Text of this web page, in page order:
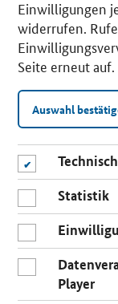
Einwilligungen
widerrufen.
Seite erneut auf.
Auswahl
Statistik
Player